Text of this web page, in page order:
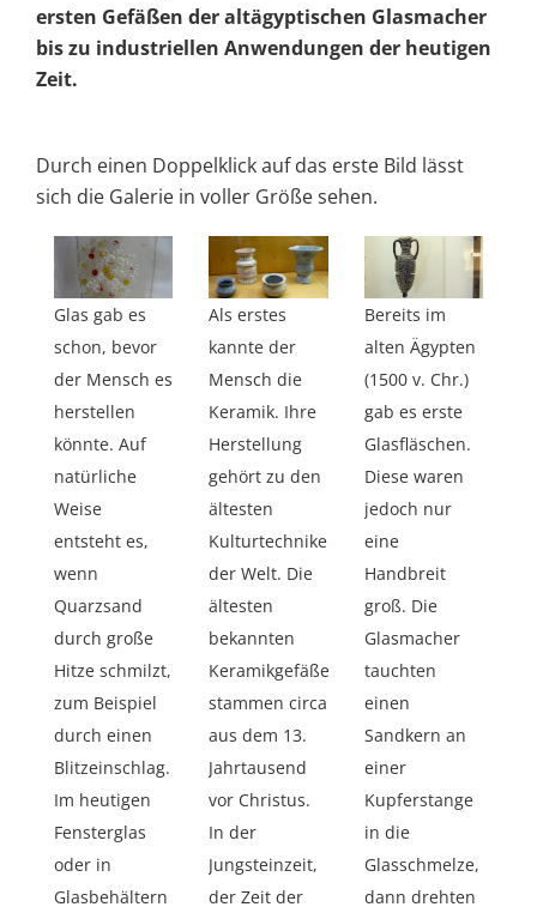
ersten Gefäßen der altägyptischen Glasmacher
bis zu industriellen Anwendungen der heutigen
Zeit.
Durch einen Doppelklick auf das erste Bild lässt
sich die Galerie in voller Größe sehen.
Glas gab es
schon, bevor
der Mensch es
herstellen
könnte. Auf
natürliche
Weise
entsteht es,
wenn
Quarzsand
durch große
Hitze schmilzt,
zum Beispiel
durch einen
Blitzeinschlag.
Im heutigen
Fensterglas
oder in
Glasbehältern
Als erstes
kannte der
Mensch die
Keramik. Ihre
Herstellung
gehört zu den
ältesten
Kulturtechniken
der Welt. Die
ältesten
bekannten
Keramikgefäße
stammen circa
aus dem 13.
Jahrtausend
vor Christus.
In der
Jungsteinzeit,
der Zeit der
Bereits im
alten Ägypten
(1500 v. Chr.)
gab es erste
Glasfläschen.
Diese waren
jedoch nur
eine
Handbreit
groß. Die
Glasmacher
tauchten
einen
Sandkern an
einer
Kupferstange
in die
Glasschmelze,
dann drehten